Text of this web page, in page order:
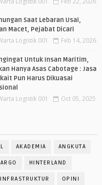
Saat Lebaran Usai,
Macet, Pejabat Dicari
Logistik 001 Feb 14, 2026
Untuk Insan Maritim,
Hanya Asas Cabotage : Jasa
Pun Harus Dikuasai
Logistik 001 Oct 05, 2025
AKADEMIA ANGKUTA
HINTERLAND
INFRASTRUKTUR OPINI